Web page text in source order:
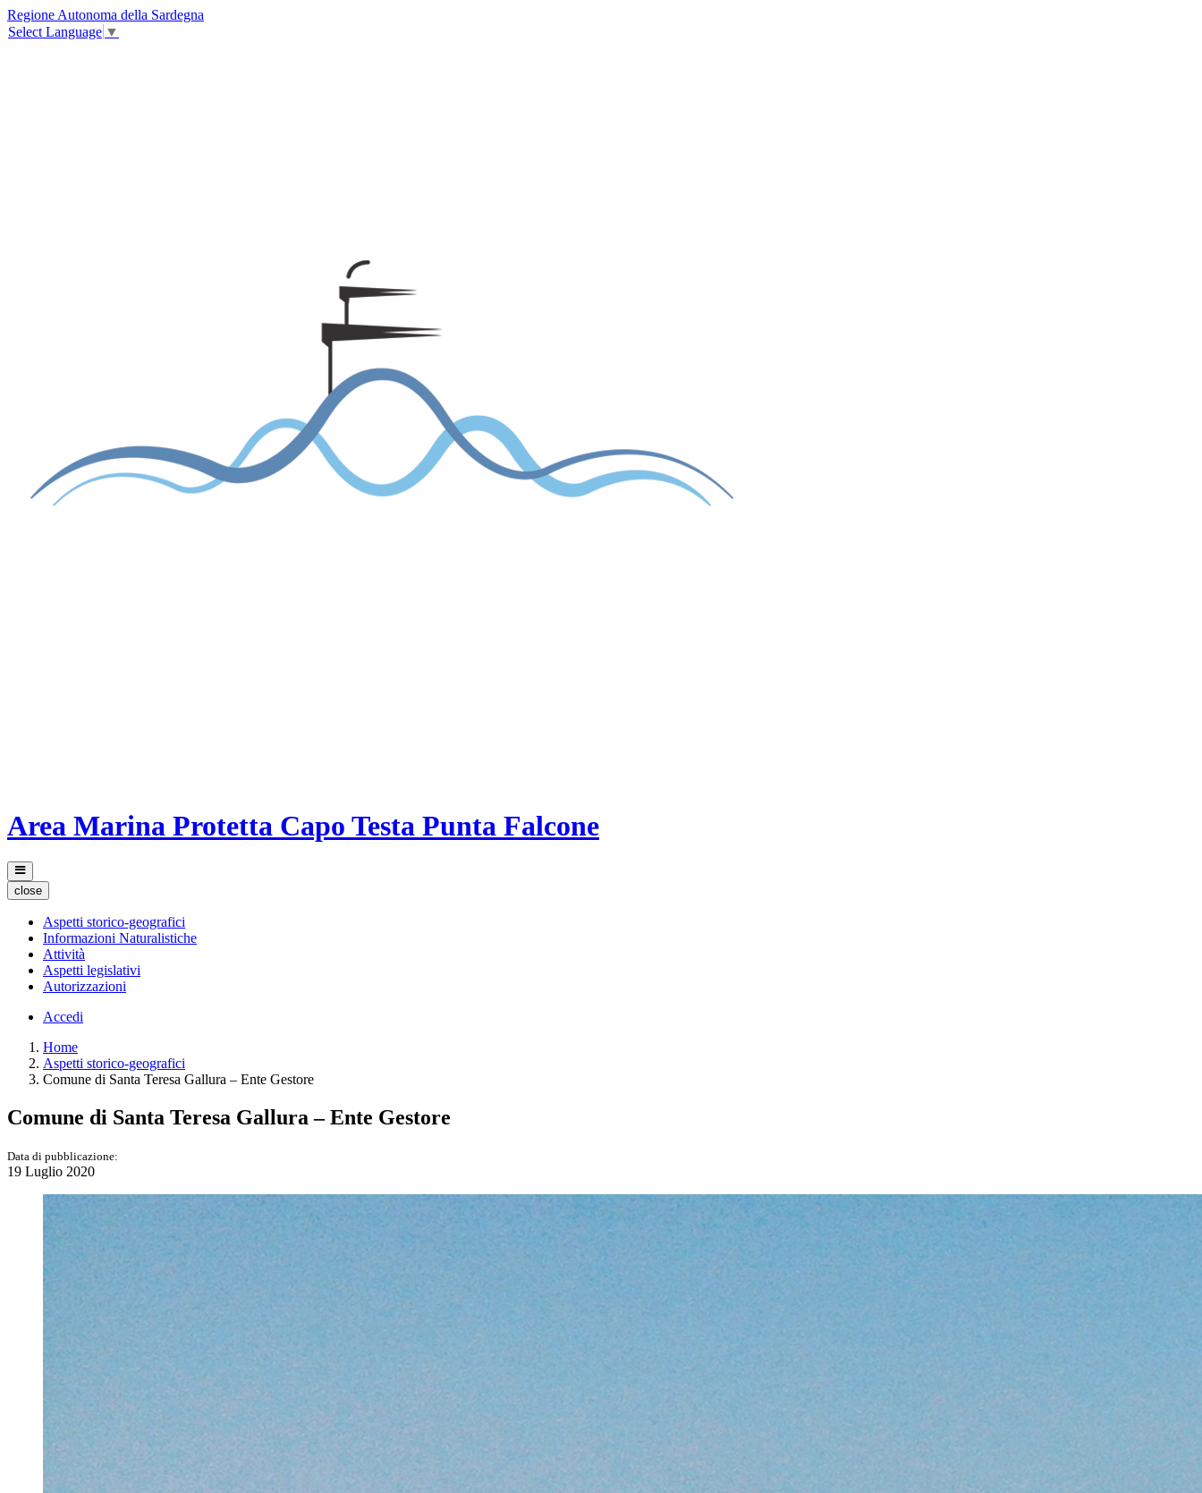
Regione Autonoma della Sardegna
Select Language ▼
Area Marina Protetta Capo Testa Punta Falcone
close
Aspetti storico-geografici
Informazioni Naturalistiche
Attività
Aspetti legislativi
Autorizzazioni
Accedi
Home
Aspetti storico-geografici
Comune di Santa Teresa Gallura – Ente Gestore
Comune di Santa Teresa Gallura – Ente Gestore
Data di pubblicazione:
19 Luglio 2020